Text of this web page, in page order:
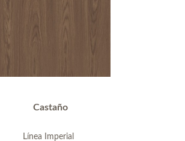
Castaño
Línea Imperial